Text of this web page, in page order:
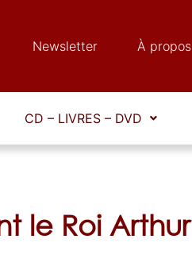
Newsletter À propos
CD – LIVRES – DVD
le Roi Arthur